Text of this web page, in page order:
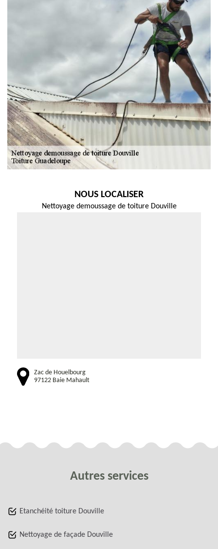
NOUS LOCALISER
Nettoyage demoussage de toiture Douville
Zac de Houelbourg
97122 Baie Mahault
Autres services
Etanchéité toiture Douville
Nettoyage de façade Douville